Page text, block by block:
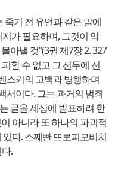
기 전 유언과 같은 말에
가 필요하며, 그것이 악
아낼 것”(3권 제7장 2. 327
할 수 없고 그 선두에 선
스키의 고백과 병행하며
서이다. 그는 과거의 범죄
글을 세상에 발표하려 한
아니라 또 하나의 파괴적
다. 스쩨빤 뜨로피모비치
.